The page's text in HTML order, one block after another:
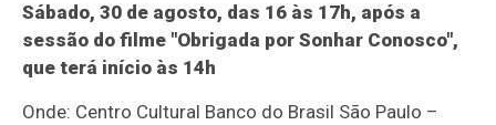
Sábado, 30 de agosto, das 16 às 17h, após a
sessão do filme "Obrigada por Sonhar Conosco",
que terá início às 14h
Onde: Centro Cultural Banco do Brasil São Paulo –